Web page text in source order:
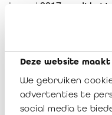
Deze website
We gebruiken
advertenties te
social media te
januari 2017 wordt het
kwaliteitscontrole
op de bedrijfsrevisoren.
De bedrijfsrevisor heeft
voeren die bij of